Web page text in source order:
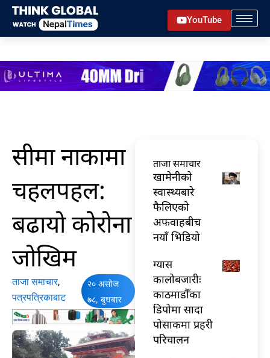
Skip
content
YouTube
सीमा नाकामा
चहलपहल:
बढायो कोरोना
जोखिम
ताजा समाचार,
पत्रपत्रिकाबाट
२० असोज
७८, बुधबार
ताजा समाचार
खामेनीको
स्वास्थ्यबारे
फैलिएको
अफवाहबीच
नयाँ भिडियो
ग्यास
कालोबजारीः
काठमाडौँका
डिपोमा सादा
पोसाकमा प्रहरी
परिचालन